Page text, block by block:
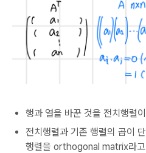
행과 열을 바꾼 것을 전치행렬
전치행렬과 기존 행렬의 곱이
행렬을 orthogonal matrix라고